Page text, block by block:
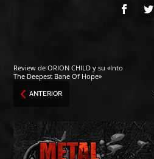
Review de ORION CHILD y su «Into
The Deepest Bane Of Hope»
ANTERIOR